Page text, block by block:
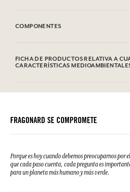
COMPONENTES
FICHA DE PRODUCTOS RELATIVA A
CARACTERÍSTICAS
FRAGONARD SE COMPROMETE
Porque es hoy cuando debemos preocuparnos por
que cada paso cuenta, cada pregunta es
para un planeta más humano y más verde.